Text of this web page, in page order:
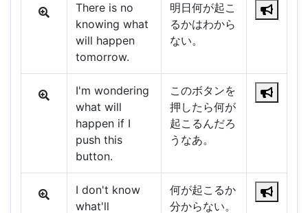
There is no
knowing what
will happen
tomorrow.
明日何が起こ
るかはわから
ない。
I'm wondering
what will
happen if I
push this
button.
このボタンを
押したら何が
起こるんだろ
うなあ。
I don't know
what'll
何が起こるか
分からない。